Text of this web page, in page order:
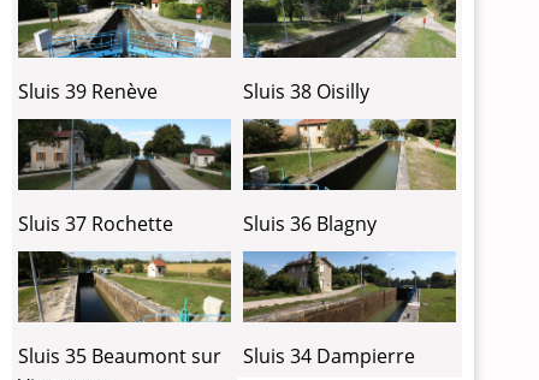
Sluis 39 Renève Sluis 38 Oisilly
Sluis 37 Rochette Sluis 36 Blagny
Sluis 35 Beaumont sur
Sluis 34 Dampierre